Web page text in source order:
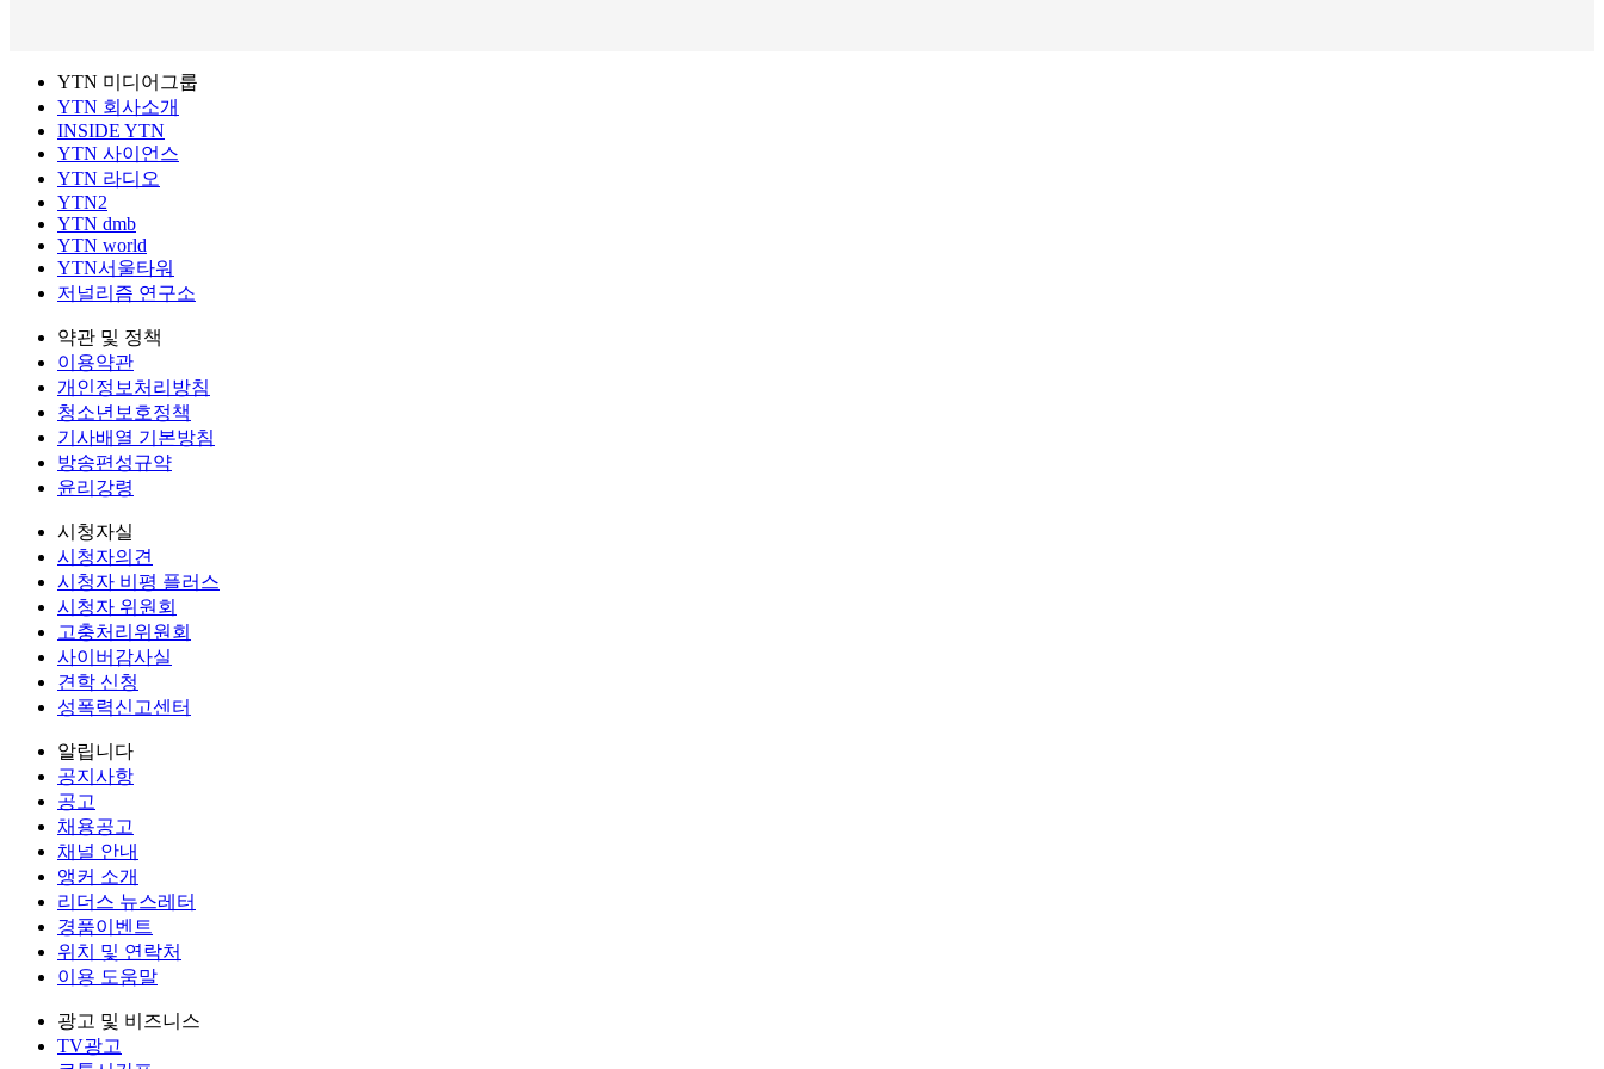
YTN 미디어그룹
YTN 회사소개
INSIDE YTN
YTN 사이언스
YTN 라디오
YTN2
YTN dmb
YTN world
YTN서울타워
저널리즘 연구소
약관 및 정책
이용약관
개인정보처리방침
청소년보호정책
기사배열 기본방침
방송편성규약
윤리강령
시청자실
시청자의견
시청자 비평 플러스
시청자 위원회
고충처리위원회
사이버감사실
견학 신청
성폭력신고센터
알립니다
공지사항
공고
채용공고
채널 안내
앵커 소개
리더스 뉴스레터
경품이벤트
위치 및 연락처
이용 도움말
광고 및 비즈니스
TV광고